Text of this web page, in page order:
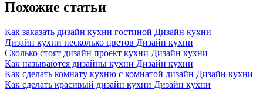
записям
Похожие статьи
Как заказать дизайн кухни гостиной Дизайн кухни
Дизайн кухни несколько цветов Дизайн кухни
Сколько стоят дизайн проект кухни Дизайн кухни
Как называются дизайны кухни Дизайн кухни
Как сделать комнату кухню с комнатой дизайн Дизайн кухни
Как сделать красивый дизайн кухни Дизайн кухни